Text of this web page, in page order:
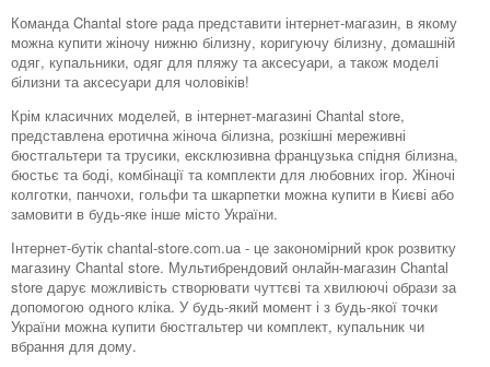
Команда Chantal store рада представити інтернет-магазин, в якому
можна купити жіночу нижню білизну, коригуючу білизну, домашній
одяг, купальники, одяг для пляжу та аксесуари, а також моделі
білизни та аксесуари для чоловіків!
Крім класичних моделей, в інтернет-магазині Chantal store,
представлена ​​еротична жіноча білизна, розкішні мереживні
бюстгальтери та трусики, ексклюзивна французька спідня білизна,
бюстьє та боді, комбінації та комплекти для любовних ігор. Жіночі
колготки, панчохи, гольфи та шкарпетки можна купити в Києві або
замовити в будь-яке інше місто України.
Інтернет-бутік chantal-store.com.ua - це закономірний крок розвитку
магазину Chantal store. Мультибрендовий онлайн-магазин Chantal
store дарує можливість створювати чуттєві та хвилюючі образи за
допомогою одного кліка. У будь-який момент і з будь-якої точки
України можна купити бюстгальтер чи комплект, купальник чи
вбрання для дому.